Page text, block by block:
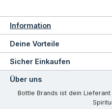
Information
Deine Vorteile
Sicher Einkaufen
Über uns
Bottle Brands ist dein